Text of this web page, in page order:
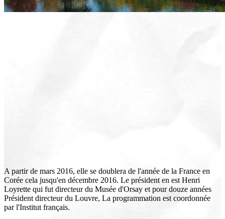
A partir de mars 2016, elle se doublera de l'année de la France en
Corée cela jusqu'en décembre 2016. Le président en est Henri
Loyrette qui fut directeur du Musée d'Orsay et pour douze années
Président directeur du Louvre, La programmation est coordonnée
par l'Institut français.